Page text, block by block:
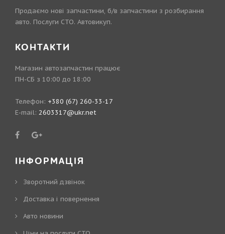
Продаємо нові запчастини, б/в запчастини з розбирання
авто. Послуги СТО. Автовикуп.
КОНТАКТИ
Магазин автозапчастин працює
ПН-СБ з 10:00 до 18:00
Телефон: +380 (67) 260-33-17
E-mail: 2603317@ukr.net
ІНФОРМАЦІЯ
Зворотний дзвінок
Доставка і повернення
Авто новини